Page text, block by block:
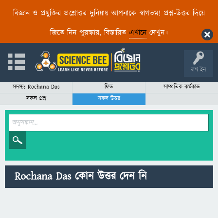
বিজ্ঞান ও প্রযুক্তির প্রশ্নোত্তর দুনিয়ায় আপনাকে স্বাগতম! প্রশ্ন-উত্তর দিয়ে
জিতে নিন পুরস্কার, বিস্তারিত এখানেদেখুন।
লগ ইন
সদস্যঃ Rochana Das ফিড
সাম্প্রতিক কর্মকান্ড
সকল প্রশ্ন
সকল উত্তর
Rochana Das কোন উত্তর দেন নি